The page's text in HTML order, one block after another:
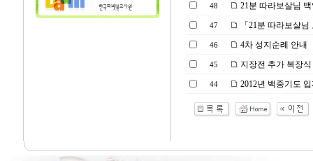
48 21분 따라보살님
47 「21분 따라보살
46 4차 성지순례 안내
45 지장전 추가 복장
44 2012년 백중기도